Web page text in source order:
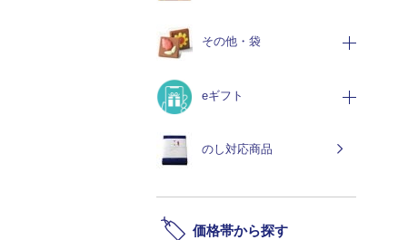
その他・袋
eギフト
のし対応商品
価格帯から探す